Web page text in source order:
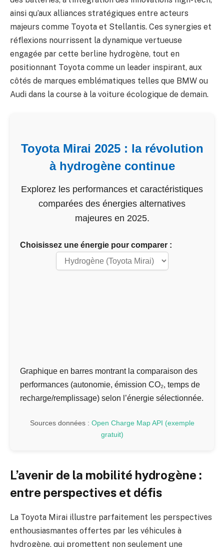
ainsi qu’aux alliances stratégiques entre acteurs
majeurs comme Toyota et Stellantis. Ces synergies et
réflexions nourrissent la dynamique vertueuse
engagée par cette berline hydrogène, tout en
positionnant Toyota comme un leader inspirant, aux
côtés de marques emblématiques telles que BMW ou
Audi dans la course à la voiture écologique de demain.
Toyota Mirai 2025 : la révolution
à hydrogène continue
Explorez les performances et caractéristiques
comparées des énergies alternatives
majeures en 2025.
Choisissez une énergie pour comparer :
Graphique en barres montrant la comparaison des
performances (autonomie, émission CO₂, temps de
recharge/remplissage) selon l’énergie sélectionnée.
Sources données : Open Charge Map API (exemple
gratuit)
L’avenir de la mobilité hydrogène :
entre perspectives et défis
La Toyota Mirai illustre parfaitement les perspectives
enthousiasmantes offertes par les véhicules à
hydrogène, qui promettent non seulement une